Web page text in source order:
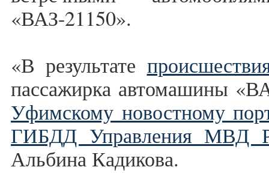
«ВАЗ-21150».
«В результате
пассажирка автомашины
Уфимскому новостному
ГИБДД Управления МВД
Альбина Кадикова.